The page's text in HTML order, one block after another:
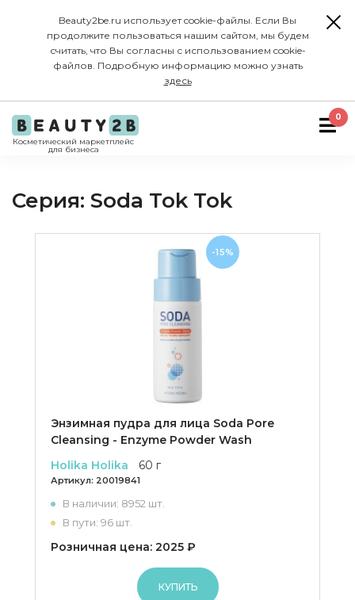
Beauty2be.ru использует cookie-файлы. Если Вы
продолжите пользоваться нашим сайтом, мы будем
считать, что Вы согласны с использованием cookie-
файлов. Подробную информацию можно узнать
здесь
Косметический маркетплейс
для бизнеса
0
Серия: Soda Tok Tok
Энзимная пудра для лица Soda Pore
Cleansing - Enzyme Powder Wash
Holika Holika
60 г
Артикул: 20019841
В наличии: 8952 шт.
В пути: 96 шт.
Розничная цена: 2025 ₽
КУПИТЬ
-15%